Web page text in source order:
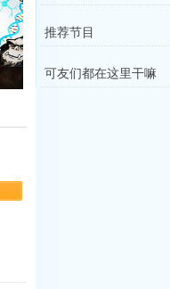
推荐节目
可友们都在这里干嘛